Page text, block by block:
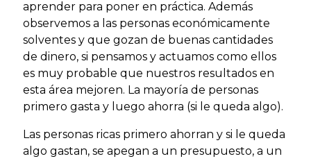
aprender para poner en práctica. Además
observemos a las personas económicamente
solventes y que gozan de buenas cantidades
de dinero, si pensamos y actuamos como ellos
es muy probable que nuestros resultados en
esta área mejoren. La mayoría de personas
primero gasta y luego ahorra (si le queda algo).
Las personas ricas primero ahorran y si le queda
algo gastan, se apegan a un presupuesto, a un